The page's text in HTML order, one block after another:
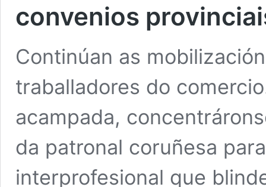
convenios
Continúan as
traballadores do
acampada,
da patronal coruñesa
interprofesional que